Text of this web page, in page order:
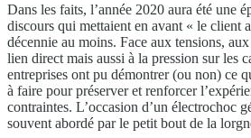
Dans les faits, l’année 2020 aura été une
discours qui mettaient en avant « le client
décennie au moins. Face aux tensions,
lien direct mais aussi à la pression sur les
entreprises ont pu démontrer (ou non) ce
à faire pour préserver et renforcer
contraintes. L’occasion d’un électrochoc
souvent abordé par le petit bout de la